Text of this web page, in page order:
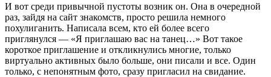
И вот среди привычной пустоты возник он. Она в очередной
раз, зайдя на сайт знакомств, просто решила немного
похулиганить. Написала всем, кто ей более всего
приглянулся — «Я приглашаю вас на танец…» Вот такое
короткое приглашение и откликнулись многие, только
виртуально активных было больше, они писали и все. Один
только, с непонятным фото, сразу пригласил на свидание.